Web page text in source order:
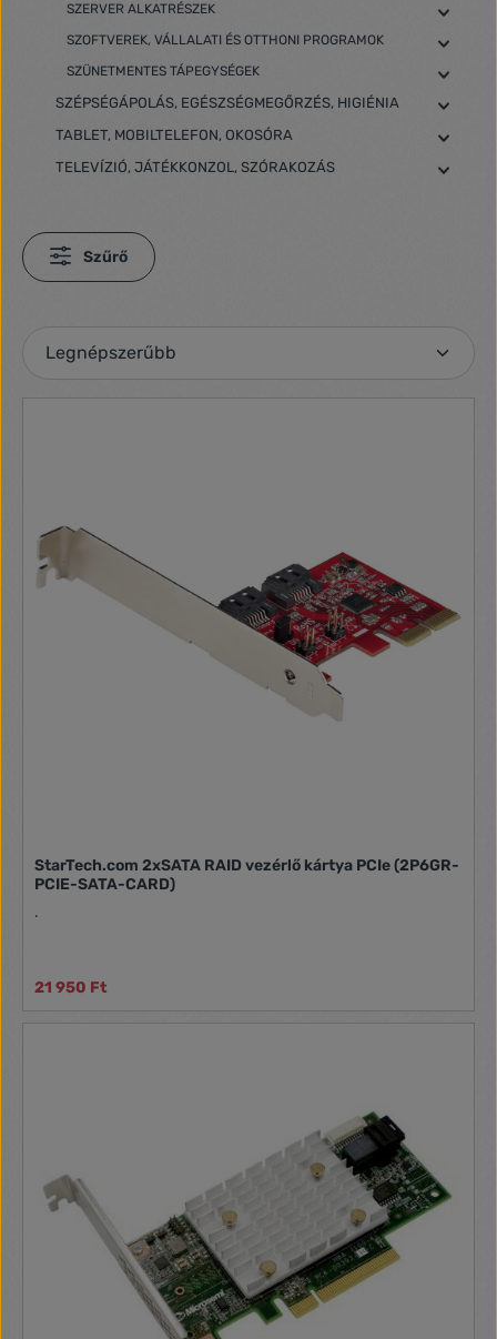
SZERVER ALKATRÉSZEK
SZOFTVEREK, VÁLLALATI ÉS OTTHONI PROGRAMOK
SZÜNETMENTES TÁPEGYSÉGEK
SZÉPSÉGÁPOLÁS, EGÉSZSÉGMEGŐRZÉS, HIGIÉNIA
TABLET, MOBILTELEFON, OKOSÓRA
TELEVÍZIÓ, JÁTÉKKONZOL, SZÓRAKOZÁS
Szűrő
StarTech.com 2xSATA RAID vezérlő kártya PCIe (2P6GR-
PCIE-SATA-CARD)
.
21 950 Ft